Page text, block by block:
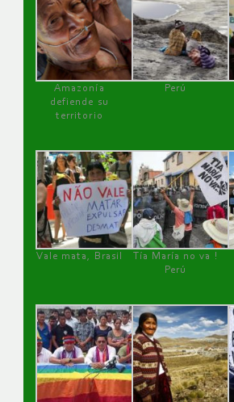
Amazonía
defiende su
territorio
Perú
Vale mata, Brasil
Tía María no va !
Perú